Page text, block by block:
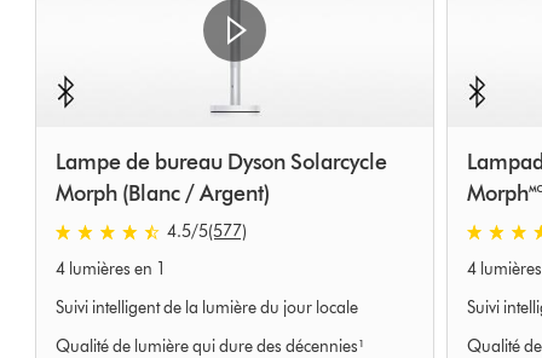
Lampe de bureau Dyson Solarcycle
Morph (Blanc / Argent)
4.5
étoiles
sur
de
4.5/5(577)
4 lumières en 1
Suivi intelligent de la lumière du jour locale
Qualité de lumière qui dure des décennies¹
4.5
étoiles
sur
de
4
Suivi
Qualité